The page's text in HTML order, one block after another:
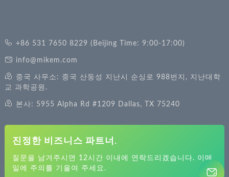
+86 531 7650 8229 (Beijing Time: 9:00-17:00)
info@mikem.com
중국 사무소: 중국 산둥성 지난시 순싱로 988번지, 지난대학
교 과학공원.
본사: 5955 Alpha Rd #1209 Dallas, TX 75240
진정한 비즈니스 파트너.
질문을 남겨주시면 12시간 이내에 연락드리겠습니다. 이메
일에 주의를 기울여 주세요.